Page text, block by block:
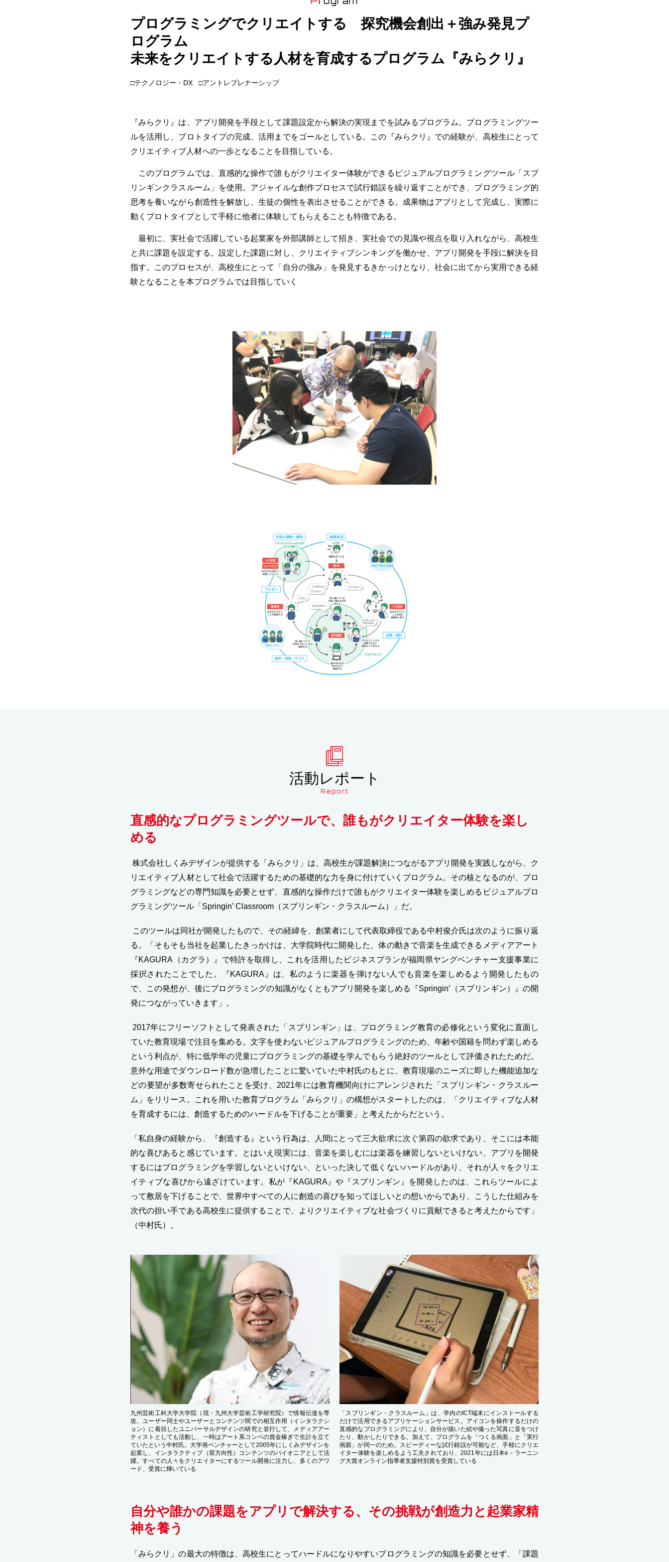
プログラミングでクリエイトする 探究機会創出＋強み発見プ
ログラム
未来をクリエイトする人材を育成するプログラム『みらクリ』
□テクノロジー・DX □アントレプレナーシップ
『みらクリ』は、アプリ開発を手段として課題設定から解決の実現までを試みるプログラム。プログラミングツー
ルを活用し、プロトタイプの完成、活用までをゴールとしている。この『みらクリ』での経験が、高校生にとって
クリエイティブ人材への一歩となることを目指している。
このプログラムでは、直感的な操作で誰もがクリエイター体験ができるビジュアルプログラミングツール「スプ
リンギンクラスルーム」を使用。アジャイルな創作プロセスで試行錯誤を繰り返すことができ、プログラミング的
思考を養いながら創造性を解放し、生徒の個性を表出させることができる。成果物はアプリとして完成し、実際に
動くプロトタイプとして手軽に他者に体験してもらえることも特徴である。
最初に、実社会で活躍している起業家を外部講師として招き、実社会での見識や視点を取り入れながら、高校生
と共に課題を設定する。設定した課題に対し、クリエイティブシンキングを働かせ、アプリ開発を手段に解決を目
指す。このプロセスが、高校生にとって「自分の強み」を発見するきかっけとなり、社会に出てから実用できる経
験となることを本プログラムでは目指していく
活動レポート
Report
直感的なプログラミングツールで、誰もがクリエイター体験を楽し
める
株式会社しくみデザインが提供する「みらクリ」は、高校生が課題解決につながるアプリ開発を実践しながら、ク
リエイティブ人材として社会で活躍するための基礎的な力を身に付けていくプログラム。その核となるのが、プロ
グラミングなどの専門知識を必要とせず、直感的な操作だけで誰もがクリエイター体験を楽しめるビジュアルプロ
グラミングツール「Springin’ Classroom（スプリンギン・クラスルーム）」だ。
このツールは同社が開発したもので、その経緯を、創業者にして代表取締役である中村俊介氏は次のように振り返
る。「そもそも当社を起業したきっかけは、大学院時代に開発した、体の動きで音楽を生成できるメディアアート
『KAGURA（カグラ）』で特許を取得し、これを活用したビジネスプランが福岡県ヤングベンチャー支援事業に
採択されたことでした。『KAGURA』は、私のように楽器を弾けない人でも音楽を楽しめるよう開発したもの
で、この発想が、後にプログラミングの知識がなくともアプリ開発を楽しめる『Springin’（スプリンギン）』の開
発につながっていきます」。
2017年にフリーソフトとして発表された「スプリンギン」は、プログラミング教育の必修化という変化に直面し
ていた教育現場で注目を集める。文字を使わないビジュアルプログラミングのため、年齢や国籍を問わず楽しめる
という利点が、特に低学年の児童にプログラミングの基礎を学んでもらう絶好のツールとして評価されたためだ。
意外な用途でダウンロード数が急増したことに驚いていた中村氏のもとに、教育現場のニーズに即した機能追加な
どの要望が多数寄せられたことを受け、2021年には教育機関向けにアレンジされた「スプリンギン・クラスルー
ム」をリリース。これを用いた教育プログラム「みらクリ」の構想がスタートしたのは、「クリエイティブな人材
を育成するには、創造するためのハードルを下げることが重要」と考えたからだという。
「私自身の経験から、『創造する』という行為は、人間にとって三大欲求に次ぐ第四の欲求であり、そこには本能
的な喜びあると感じています。とはいえ現実には、音楽を楽しむには楽器を練習しないといけない、アプリを開発
するにはプログラミングを学習しないといけない、といった決して低くないハードルがあり、それが人々をクリエ
イティブな喜びから遠ざけています。私が『KAGURA』や『スプリンギン』を開発したのは、これらツールによ
って敷居を下げることで、世界中すべての人に創造の喜びを知ってほしいとの想いからであり、こうした仕組みを
次代の担い手である高校生に提供することで、よりクリエイティブな社会づくりに貢献できると考えたからです」
（中村氏）。
九州芸術工科大学大学院（現・九州大学芸術工学研究院）で情報伝達を専
攻。ユーザー同士やユーザーとコンテンツ間での相互作用（インタラクシ
ョン）に着目したユニバーサルデザインの研究と並行して、メディアアー
ティストとしても活動し、一時はアート系コンペの賞金稼ぎで生計を立て
ていたという中村氏。大学発ベンチャーとして2005年にしくみデザインを
起業し、インタラクティブ（双方向性）コンテンツのパイオニアとして活
躍。すべての人々をクリエイターにするツール開発に注力し、多くのアワ
ード、受賞に輝いている
「スプリンギン・クラスルーム」は、学内のICT端末にインストールする
だけで活用できるアプリケーションサービス。アイコンを操作するだけの
直感的なプログラミングにより、自分が描いた絵や撮った写真に音をつけ
たり、動かしたりできる。加えて、プログラムを「つくる画面」と「実行
画面」が同一のため。スピーディーな試行錯誤が可能など、手軽にクリエ
イター体験を楽しめるよう工夫されており、2021年には日本e－ラーニン
グ大賞オンライン指導者支援特別賞を受賞している
自分や誰かの課題をアプリで解決する、その挑戦が創造力と起業家精
神を養う
「みらクリ」の最大の特徴は、高校生にとってハードルになりやすいプログラミングの知識を必要とせず、「課題